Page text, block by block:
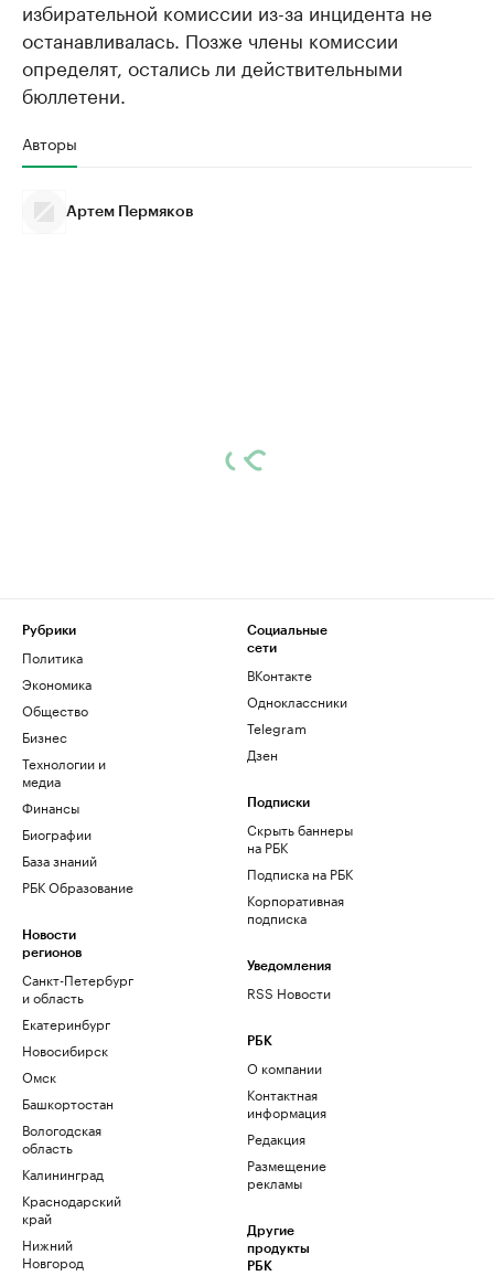
избирательной комиссии из-за инцидента не
останавливалась. Позже члены комиссии
определят, остались ли действительными
бюллетени.
Авторы
Артем Пермяков
Рубрики
Политика
Экономика
Общество
Бизнес
Технологии и
медиа
Финансы
Биографии
База знаний
РБК Образование
Новости
регионов
Санкт-Петербург
и область
Екатеринбург
Новосибирск
Омск
Башкортостан
Вологодская
область
Калининград
Краснодарский
край
Нижний
Новгород
Социальные
сети
ВКонтакте
Одноклассники
Telegram
Дзен
Подписки
Скрыть баннеры
на РБК
Подписка на РБК
Корпоративная
подписка
Уведомления
RSS Новости
РБК
О компании
Контактная
информация
Редакция
Размещение
рекламы
Другие
продукты
РБК